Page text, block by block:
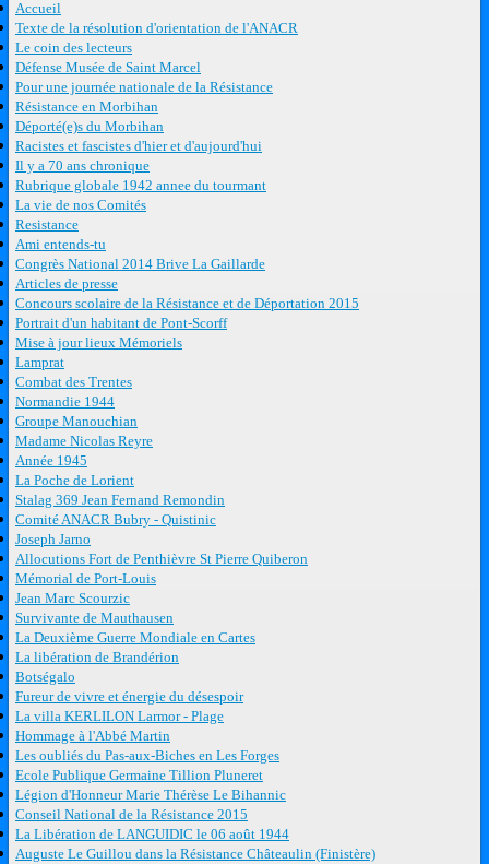
Accueil
Texte de la résolution d'orientation de l'ANACR
Le coin des lecteurs
Défense Musée de Saint Marcel
Pour une journée nationale de la Résistance
Résistance en Morbihan
Déporté(e)s du Morbihan
Racistes et fascistes d'hier et d'aujourd'hui
Il y a 70 ans chronique
Rubrique globale 1942 annee du tourmant
La vie de nos Comités
Resistance
Ami entends-tu
Congrès National 2014 Brive La Gaillarde
Articles de presse
Concours scolaire de la Résistance et de Déportation 2015
Portrait d'un habitant de Pont-Scorff
Mise à jour lieux Mémoriels
Lamprat
Combat des Trentes
Normandie 1944
Groupe Manouchian
Madame Nicolas Reyre
Année 1945
La Poche de Lorient
Stalag 369 Jean Fernand Remondin
Comité ANACR Bubry - Quistinic
Joseph Jarno
Allocutions Fort de Penthièvre St Pierre Quiberon
Mémorial de Port-Louis
Jean Marc Scourzic
Survivante de Mauthausen
La Deuxième Guerre Mondiale en Cartes
La libération de Brandérion
Botségalo
Fureur de vivre et énergie du désespoir
La villa KERLILON Larmor - Plage
Hommage à l'Abbé Martin
Les oubliés du Pas-aux-Biches en Les Forges
Ecole Publique Germaine Tillion Pluneret
Légion d'Honneur Marie Thérèse Le Bihannic
Conseil National de la Résistance 2015
La Libération de LANGUIDIC le 06 août 1944
Auguste Le Guillou dans la Résistance Châteaulin (Finistère)